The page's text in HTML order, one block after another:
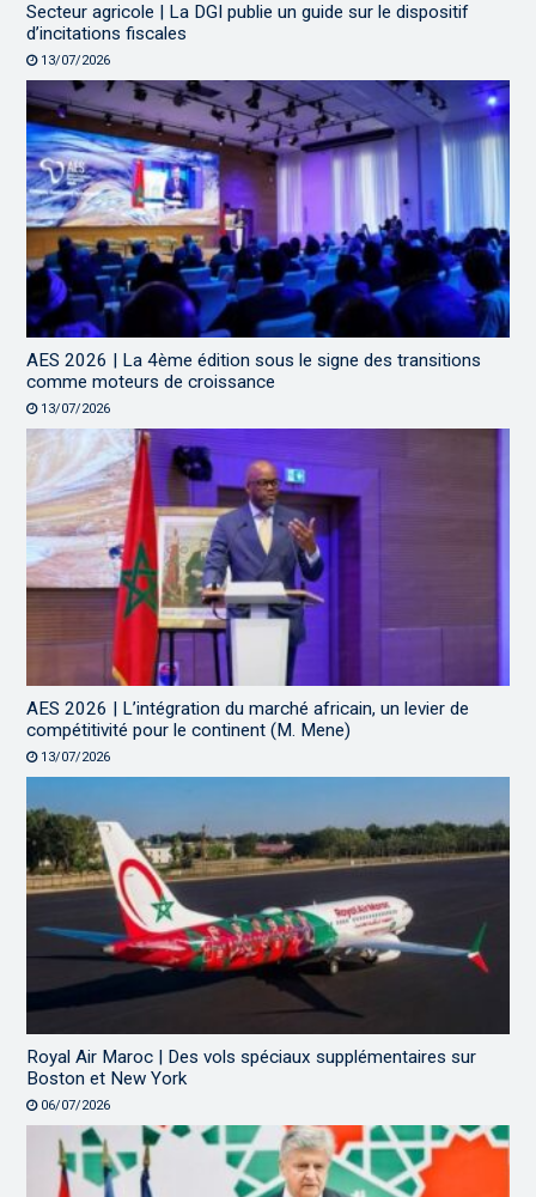
Secteur agricole | La DGI publie un guide sur le dispositif
d’incitations fiscales
13/07/2026
AES 2026 | La 4ème édition sous le signe des transitions
comme moteurs de croissance
13/07/2026
AES 2026 | L’intégration du marché africain, un levier de
compétitivité pour le continent (M. Mene)
13/07/2026
Royal Air Maroc | Des vols spéciaux supplémentaires sur
Boston et New York
06/07/2026